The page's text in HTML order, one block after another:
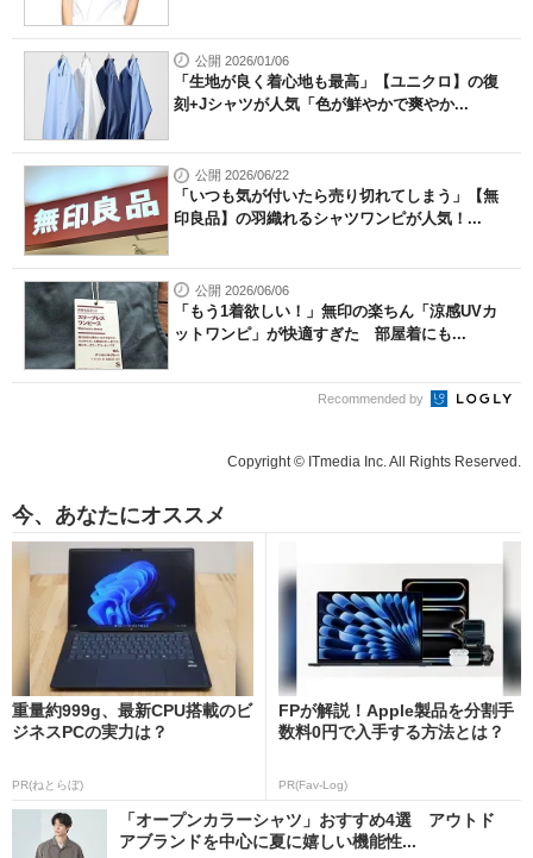
公開 2026/01/06
「生地が良く着心地も最高」【ユニクロ】の復
刻+Jシャツが人気「色が鮮やかで爽やか...
公開 2026/06/22
「いつも気が付いたら売り切れてしまう」【無
印良品】の羽織れるシャツワンピが人気！...
公開 2026/06/06
「もう1着欲しい！」無印の楽ちん「涼感UVカ
ットワンピ」が快適すぎた 部屋着にも...
Recommended by
Copyright © ITmedia Inc. All Rights Reserved.
今、あなたにオススメ
重量約999g、最新CPU搭載のビ
ジネスPCの実力は？
PR(ねとらぼ)
FPが解説！Apple製品を分割手
数料0円で入手する方法とは？
PR(Fav-Log)
「オープンカラーシャツ」おすすめ4選 アウトド
アブランドを中心に夏に嬉しい機能性...